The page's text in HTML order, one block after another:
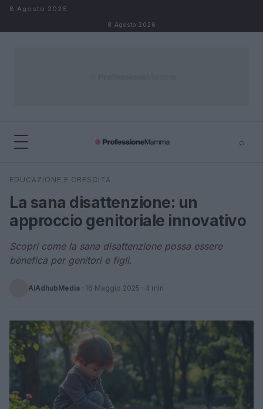
Salta al contenuto
8 Agosto 2026
8 Agosto 2026
⌕
Cerca
EDUCAZIONE E CRESCITA
La sana disattenzione: un
approccio genitoriale innovativo
Scopri come la sana disattenzione possa essere
benefica per genitori e figli.
AiAdhubMedia · 16 Maggio 2025 · 4 min